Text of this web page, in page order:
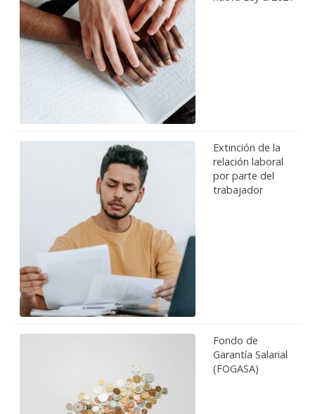
Extinción de la
relación laboral
por parte del
trabajador
Fondo de
Garantía Salarial
(FOGASA)